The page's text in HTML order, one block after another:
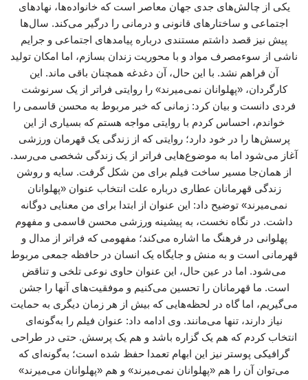
یکی از چالش‌های جدی جهان معاصر است که خانواده‌ها، نهادهای
اجتماعی و ساختارهای قانونی و درمانی را درگیر می‌کند. سال‌ها
پیش نیز قصد داشتم مستندی درباره پیامدهای اجتماعی و جرایم
ناشی از سوءمصرف مواد و با محوریت زندان بسازم، اما امکان تولید
آن فراهم نشد. با این حال، آن دغدغه همچنان باقی ماند. این
کارگردان، «پهلوانان نمی‌میرند» را روایتی فراتر از یک سرنوشت
فردی دانست و بیان کرد: زمانی که خبر مربوط به محسن قاسمی را
خواندم، احساس کردم با روایتی مواجه هستم که بسیاری از این
پرسش‌ها را در خود دارد؛ روایتی که از زندگی یک قهرمان ورزشی
آغاز می‌شود اما به موضوع‌هایی فراتر از یک زندگی شخصی می‌رسد.
از همان‌جا مسیر ساخت فیلم برای من شکل گرفت. سایه و روشن
زندگی قهرمانان عطاری درباره علت انتخاب عنوان «پهلوانان
نمی‌میرند» توضیح داد: این عنوان از ابتدا برای من معنایی دوگانه
داشت. در نگاه نخست، به پیشینه ورزشی محسن قاسمی و مفهوم
پهلوانی در فرهنگ ما اشاره می‌کند؛ مفهومی که فراتر از مدال و
قهرمانی است و به منش و جایگاه یک انسان در حافظه جمعی مربوط
می‌شود. اما در عین حال، این عنوان حاوی نوعی تلخی و تناقض
است. ما قهرمانان را تحسین می‌کنیم و موفقیت‌های آنها را جشن
می‌گیریم، اما گاه در لحظه‌هایی که بیش از هر زمان دیگری به حمایت
نیاز دارند، تنها می‌مانند. وی ادامه داد: عنوان فیلم را به‌گونه‌ای
انتخاب کردم که هم یک گزاره باشد و هم یک پرسش. حتی در طراحی
گرافیکی پوستر نیز این ابهام تعمدا حفظ شده است؛ به‌گونه‌ای که
می‌توان آن را هم «پهلوانان نمی‌میرند» و هم «پهلوانان می‌میرند»